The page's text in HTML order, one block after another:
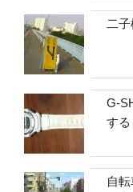
二
G-
する
自